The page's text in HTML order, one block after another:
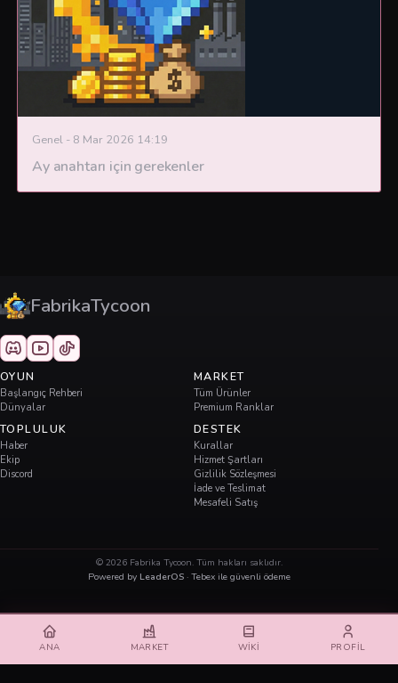
Genel - 8 Mar 2026 14:19
Ay anahtarı için gerekenler
FabrikaTycoon
OYUN
Başlangıç Rehberi
Dünyalar
MARKET
Tüm Ürünler
Premium Ranklar
TOPLULUK
Haber
Ekip
Discord
DESTEK
Kurallar
Hizmet Şartları
Gizlilik Sözleşmesi
İade ve Teslimat
Mesafeli Satış
© 2026 Fabrika Tycoon. Tüm hakları saklıdır.
Powered by LeaderOS · Tebex ile güvenli ödeme
ANA MARKET WIKI PROFIL